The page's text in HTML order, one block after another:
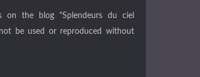
on the blog "Splendeurs du ciel
be used or reproduced without